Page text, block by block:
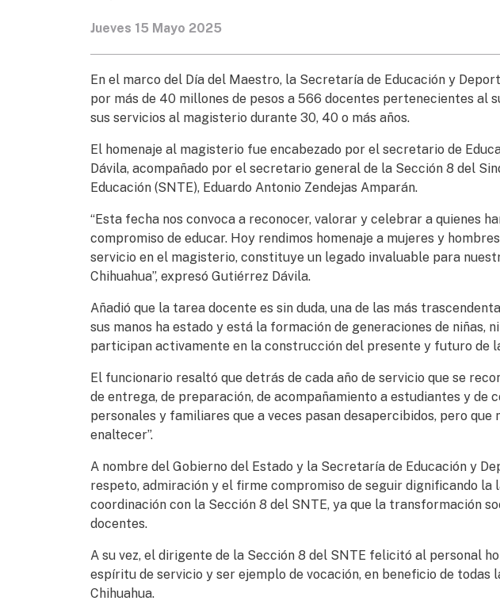
Jueves 15 Mayo 2025
En el marco del Día del Maestro, la Secretaría de Educación y
por más de 40 millones de pesos a 566 docentes pertenecientes al
sus servicios al magisterio durante 30, 40 o más años.
El homenaje al magisterio fue encabezado por el secretario de
Dávila, acompañado por el secretario general de la Sección 8 del
Educación (SNTE), Eduardo Antonio Zendejas Amparán.
“Esta fecha nos convoca a reconocer, valorar y celebrar a quienes
compromiso de educar. Hoy rendimos homenaje a mujeres y
servicio en el magisterio, constituye un legado invaluable para
Chihuahua”, expresó Gutiérrez Dávila.
Añadió que la tarea docente es sin duda, una de las más
sus manos ha estado y está la formación de generaciones de niñas,
participan activamente en la construcción del presente y futuro de
El funcionario resaltó que detrás de cada año de servicio que se
de entrega, de preparación, de acompañamiento a estudiantes y de
personales y familiares que a veces pasan desapercibidos, pero
enaltecer”.
A nombre del Gobierno del Estado y la Secretaría de Educación y
respeto, admiración y el firme compromiso de seguir dignificando la
coordinación con la Sección 8 del SNTE, ya que la transformación
docentes.
A su vez, el dirigente de la Sección 8 del SNTE felicitó al personal
espíritu de servicio y ser ejemplo de vocación, en beneficio de todas
Chihuahua.